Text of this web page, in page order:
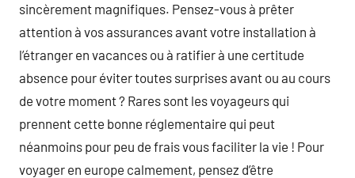
sincèrement magnifiques. Pensez-vous à prêter
attention à vos assurances avant votre installation à
l’étranger en vacances ou à ratifier à une certitude
absence pour éviter toutes surprises avant ou au cours
de votre moment ? Rares sont les voyageurs qui
prennent cette bonne réglementaire qui peut
néanmoins pour peu de frais vous faciliter la vie ! Pour
voyager en europe calmement, pensez d’être